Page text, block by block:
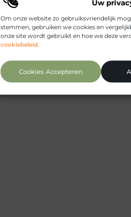
Uw
Om onze website zo gebruiksvriendelijk
stemmen, gebruiken we cookies en
onze site wordt gebruikt en hoe we deze
cookiebeleid.
Cookies Accepteren